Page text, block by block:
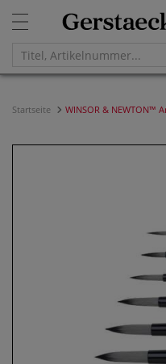
Startseite WINSOR & NEWTON™